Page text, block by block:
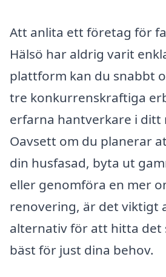
Att anlita ett företag för
Hälsö har aldrig varit
plattform kan du snabbt
tre konkurrenskraftiga
erfarna hantverkare i ditt
Oavsett om du planerar
din husfasad, byta ut
eller genomföra en mer
renovering, är det viktigt
alternativ för att hitta det
bäst för just dina behov.